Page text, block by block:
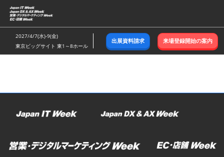
ス
キ
ッ
し
む
2027/4/7(水)-9(金)
東京ビッグサイト 東1～8ホール
出展資料請求 来場登録開始の案内